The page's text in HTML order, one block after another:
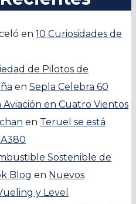
en 10 Curiosidades de
de Pilotos de
en Sepla Celebra 60
Aviación en Cuatro Vientos
en Teruel se está
Sostenible de
Blog en Nuevos
y Level